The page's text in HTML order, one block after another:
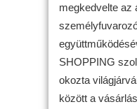
megkedvelte az
SHOPPING
okozta
között a